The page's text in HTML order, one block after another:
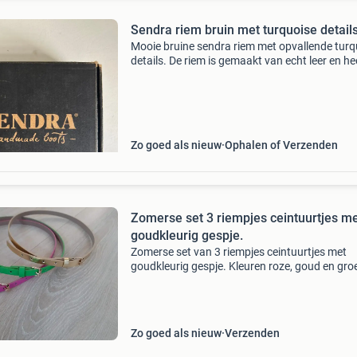
Sendra riem bruin met turquoise
Mooie bruine sendra riem met opvallende
details. De riem is gemaakt van echt leer en
Zo goed als nieuw Ophalen of Verzenden
Zomerse set 3 riempjes ceintuurtjes
goudkleurig gespje.
Zomerse set van 3 riempjes ceintuurtjes met
goudkleurig gespje. Kleuren roze, goud en
Zo goed als nieuw Verzenden